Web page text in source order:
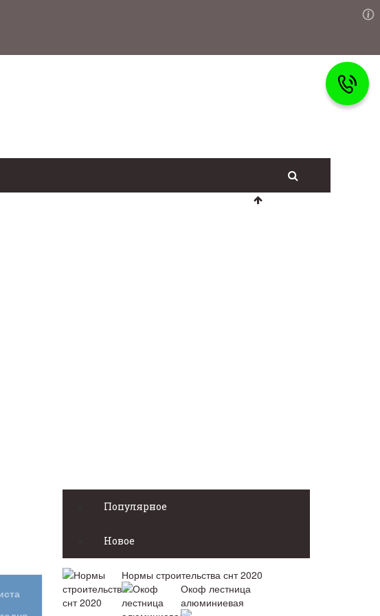
Популярное
Новое
Нормы строительства снт 2020
Окоф лестница
алюминиевая